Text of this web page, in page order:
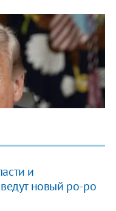
и
новый ро-ро